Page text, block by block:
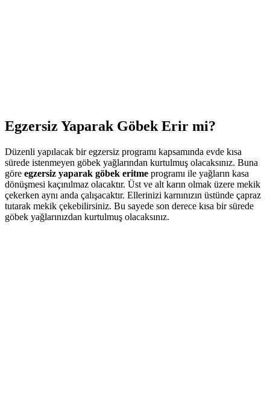
Egzersiz Yaparak Göbek Erir mi?
Düzenli yapılacak bir egzersiz programı kapsamında evde kısa
sürede istenmeyen göbek yağlarından kurtulmuş olacaksınız. Buna
göre egzersiz yaparak göbek eritme programı ile yağların kasa
dönüşmesi kaçınılmaz olacaktır. Üst ve alt karın olmak üzere mekik
çekerken aynı anda çalışacaktır. Ellerinizi karnınızın üstünde çapraz
tutarak mekik çekebilirsiniz. Bu sayede son derece kısa bir sürede
göbek yağlarınızdan kurtulmuş olacaksınız.